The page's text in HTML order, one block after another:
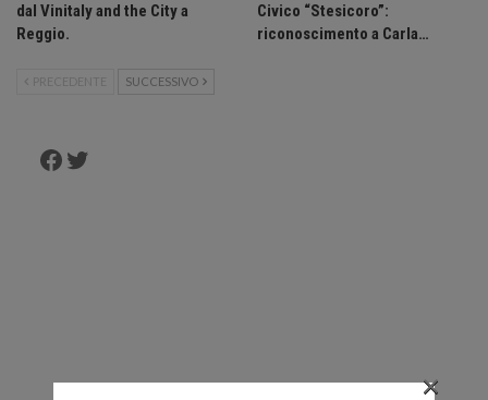
dal Vinitaly and the City a
Reggio.
Civico “Stesicoro”:
riconoscimento a Carla…
PRECEDENTE SUCCESSIVO
Facebook
Twitter
×